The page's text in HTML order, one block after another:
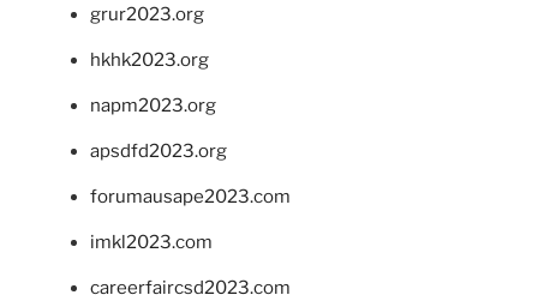
grur2023.org
hkhk2023.org
napm2023.org
apsdfd2023.org
forumausape2023.com
imkl2023.com
careerfaircsd2023.com